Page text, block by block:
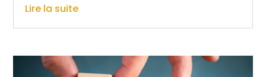
Lire la suite